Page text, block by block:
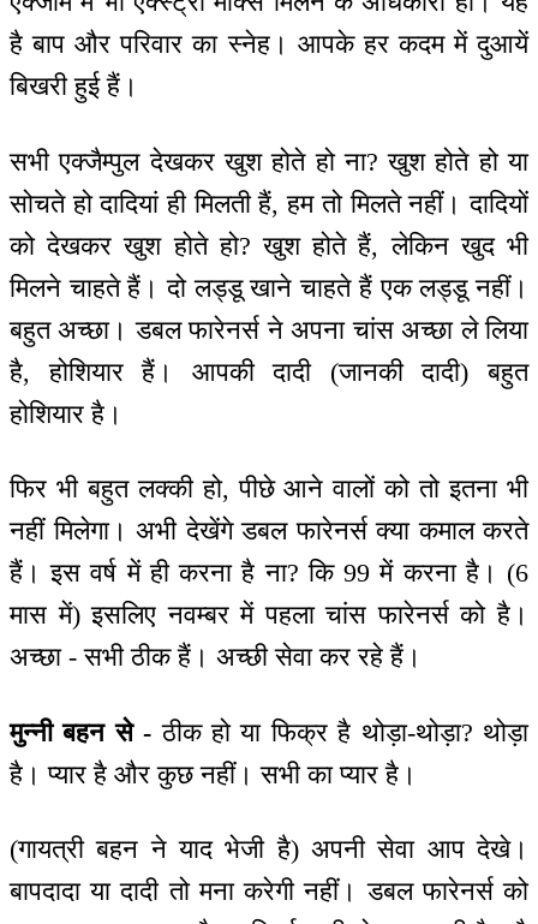
है बाप और परिवार का स्नेह। आपके हर कदम में दुआयें
बिखरी हुई हैं।
सभी एक्जैम्पुल देखकर खुश होते हो ना? खुश होते हो या
सोचते हो दादियां ही मिलती हैं, हम तो मिलते नहीं। दादियों
को देखकर खुश होते हो? खुश होते हैं, लेकिन खुद भी
मिलने चाहते हैं। दो लड्डू खाने चाहते हैं एक लड्डू नहीं।
बहुत अच्छा। डबल फारेनर्स ने अपना चांस अच्छा ले लिया
है, होशियार हैं। आपकी दादी (जानकी दादी) बहुत
होशियार है।
फिर भी बहुत लक्की हो, पीछे आने वालों को तो इतना भी
नहीं मिलेगा। अभी देखेंगे डबल फारेनर्स क्या कमाल करते
हैं। इस वर्ष में ही करना है ना? कि 99 में करना है। (6
मास में) इसलिए नवम्बर में पहला चांस फारेनर्स को है।
अच्छा - सभी ठीक हैं। अच्छी सेवा कर रहे हैं।
मुन्नी बहन से - ठीक हो या फिक्र है थोड़ा-थोड़ा? थोड़ा
है। प्यार है और कुछ नहीं। सभी का प्यार है।
(गायत्री बहन ने याद भेजी है) अपनी सेवा आप देखे।
बापदादा या दादी तो मना करेगी नहीं। डबल फारेनर्स को